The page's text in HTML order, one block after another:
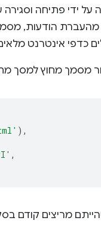
ידי פתיחה
אינטרנט
),
,
מריצים קודם